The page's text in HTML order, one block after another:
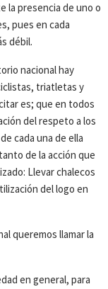
la presencia de uno o
pues en cada
débil.
nacional hay
triatletas y
es; que en todos
del respeto a los
cada una de ella
de la acción que
Llevar chalecos
del logo en
queremos llamar la
en general, para